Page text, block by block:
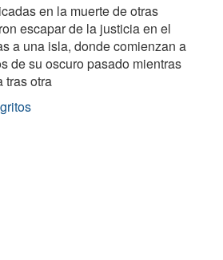
en la muerte de otras
escapar de la justicia en el
a una isla, donde comienzan a
de su oscuro pasado mientras
tras otra